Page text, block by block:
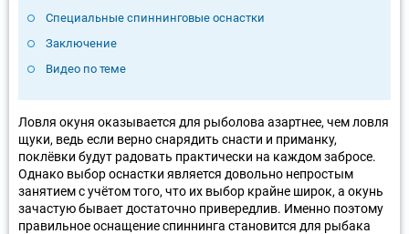
Специальные спиннинговые оснастки
Заключение
Видео по теме
Ловля окуня оказывается для рыболова азартнее, чем ловля
щуки, ведь если верно снарядить снасти и приманку,
поклёвки будут радовать практически на каждом забросе.
Однако выбор оснастки является довольно непростым
занятием с учётом того, что их выбор крайне широк, а окунь
зачастую бывает достаточно привередлив. Именно поэтому
правильное оснащение спиннинга становится для рыбака